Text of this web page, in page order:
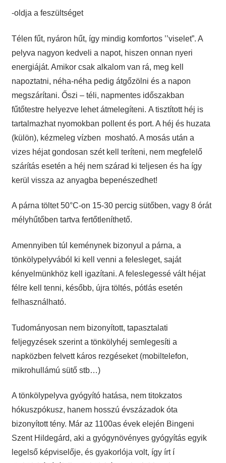
-oldja a feszültséget
Télen fűt, nyáron hűt, így mindig komfortos ’’viselet”. A
pelyva nagyon kedveli a napot, hiszen onnan nyeri
energiáját. Amikor csak alkalom van rá, meg kell
napoztatni, néha-néha pedig átgőzölni és a napon
megszárítani. Őszi – téli, napmentes időszakban
fűtőtestre helyezve lehet átmelegíteni. A tisztított héj is
tartalmazhat nyomokban pollent és port. A héj és huzata
(külön), kézmeleg vízben mosható. A mosás után a
vizes héjat gondosan szét kell teríteni, nem megfelelő
szárítás esetén a héj nem szárad ki teljesen és ha így
kerül vissza az anyagba bepenészedhet!
A párna töltet 50°C-on 15-30 percig sütőben, vagy 8 órát
mélyhűtőben tartva fertőtleníthető.
Amennyiben túl keménynek bizonyul a párna, a
tönkölypelyvából ki kell venni a felesleget, saját
kényelmünkhöz kell igazítani. A feleslegessé vált héjat
félre kell tenni, később, újra töltés, pótlás esetén
felhasználható.
Tudományosan nem bizonyított, tapasztalati
feljegyzések szerint a tönkölyhéj semlegesíti a
napközben felvett káros rezgéseket (mobiltelefon,
mikrohullámú sütő stb…)
A tönkölypelyva gyógyító hatása, nem titokzatos
hókuszpókusz, hanem hosszú évszázadok óta
bizonyított tény. Már az 1100as évek elején Bingeni
Szent Hildegárd, aki a gyógynövényes gyógyítás egyik
legelső képviselője, és gyakorlója volt, így írt í